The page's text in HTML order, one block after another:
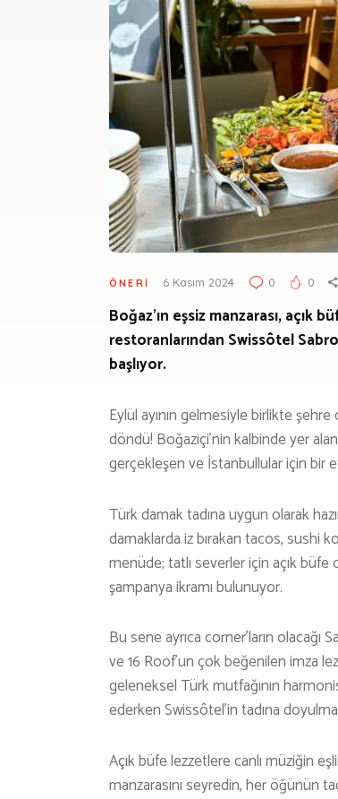
ÖNERI 6 Kasım 2024 0 0
Boğaz’ın eşsiz manzarası,
restoranlarından Swissôtel
başlıyor.
Eylül ayının gelmesiyle birlikte
döndü! Boğaziçi’nin kalbinde yer
gerçekleşen ve İstanbullular için bir
Türk damak tadına uygun olarak
damaklarda iz bırakan tacos, sushi
menüde; tatlı severler için açık
şampanya ikramı bulunuyor.
Bu sene ayrıca corner’ların olacağı
ve 16 Roof’un çok beğenilen imza
geleneksel Türk mutfağının
ederken Swissôtel’in tadına
Açık büfe lezzetlere canlı müziğin
manzarasını seyredin, her öğünün